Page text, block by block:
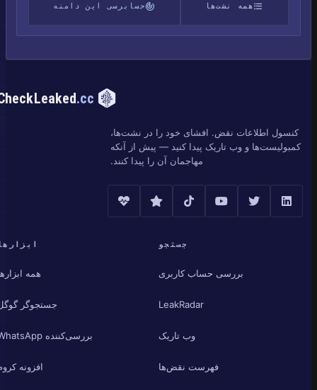
همه نشت‌ها حسابرسی این دامنه
CheckLeaked.cc
کنسول اطلاعات نقض. افشای خود را در نشت‌ها،
کمبولیست‌ها و وب تاریک پیدا کنید — پیش از آنکه
مهاجمان آن را پیدا کنند.
جستجو
بررسی حساب کاربری
LeakRadar
وب تاریک
فهرست نقض‌ها
ابزارها
همه ابزارها
جستجوگر گوگل
بررسی‌کننده WhatsApp
افزونه کروم